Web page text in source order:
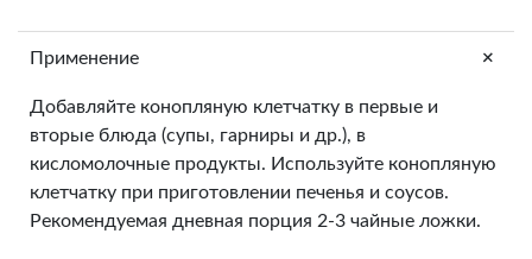
Применение +
Добавляйте конопляную клетчатку в первые и
вторые блюда (супы, гарниры и др.), в
кисломолочные продукты. Используйте конопляную
клетчатку при приготовлении печенья и соусов.
Рекомендуемая дневная порция 2-3 чайные ложки.